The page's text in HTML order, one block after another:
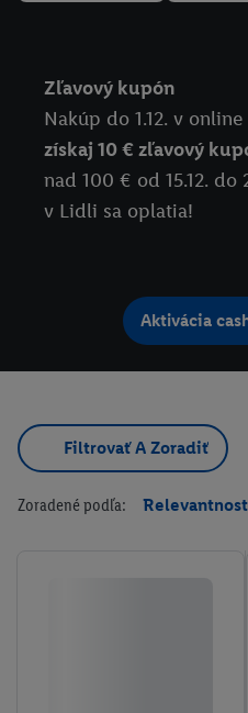
Zľavový kupón
Nakúp do 1.12. v
získaj 10 € zľavový
nad 100 € od 15.12. do
v Lidli sa oplatia!
Aktivácia
Filtrovať A Zoradiť
Zoradené podľa: